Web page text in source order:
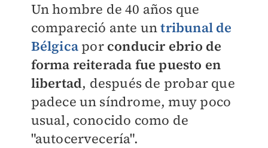
Un hombre de 40 años que
compareció ante untribunal de
Bélgicapor conducir ebrio de
forma reiterada fue puesto en
libertad, después de probar que
padece un síndrome, muy poco
usual, conocido como de
"autocervecería".